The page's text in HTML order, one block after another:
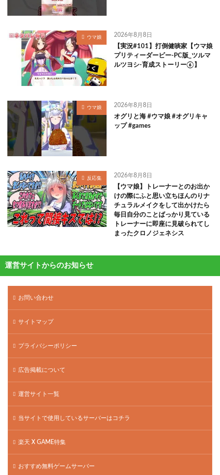
ウマ娘 2026年8月8日
【実況#101】打倒健啖家【ウマ娘
プリティーダービー-PC版_ツルマ
ルツヨシ-育成ストーリー⑥】
ウマ娘 2026年8月8日
オグリと海 #ウマ娘 #オグリキャ
ップ #games
反応集 2026年8月8日
【ウマ娘】トレーナーとのお出か
けの際にふと思い立ちほんのりナ
チュラルメイクをして出かけたら
毎日自分のことばっかり見ている
トレーナーに即座に見破られてし
まったクロノジェネシス
運営サイトからのお知らせ
お問い合わせ
サイトマップ
プライバシーポリシー
広告掲載について
運営サイト一覧
当サイトで使用しているサーバーはコチラ
楽天 X GAME特集
おすすめ無料ゲームサーバー